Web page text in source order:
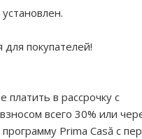
для покупателей!
в рассрочку с
всего 30% или
Prima Casă с